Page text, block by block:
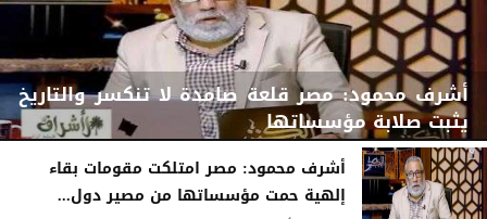
أشرف محمود: مصر قلعة صامدة لا تنكسر والتاريخ
يثبت صلابة مؤسساتها
أشرف محمود: مصر امتلكت مقومات بقاء
إلهية حمت مؤسساتها من مصير دول...